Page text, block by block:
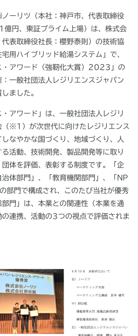
ーリツ（本社：神戸市、代表取締役
億円、東証プライム上場）は、株式会
表取締役社長：櫻野泰則）の技術協
用ハイブリッド給湯システム」で、
アワード（強靭化大賞） 2023 」の
：一般社団法人レジリエンスジャパン
ました。
・アワード」は、一般社団法人レジリ
（※ 1 ）が次世代に向けたレジリエンス
なやかな国づくり、地域づくり、人
活動、技術開発、製品開発等に取り
体を評価、表彰する制度です。「企
体部門」、「教育機関部門」、「 NP
部門で構成され、このたび当社が優秀
門」は、本業との関連性（本業を通
連携、活動の3つの視点で評価されま